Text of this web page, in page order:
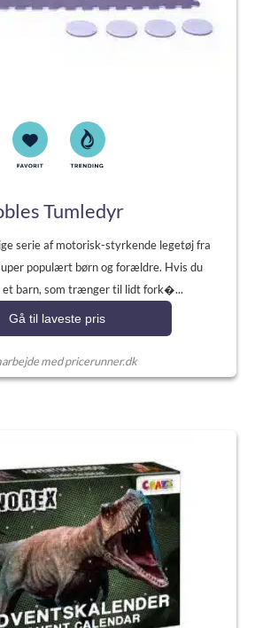
Tumledyr
serie af motorisk-styrkende legetøj fra
populært børn og forældre. Hvis du
et barn, som trænger til lidt fork�...
Gå til laveste pris
med pricerunner.dk